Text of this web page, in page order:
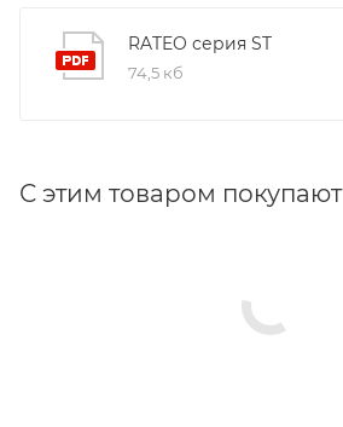
RATEO серия ST
74,5 кб
С этим товаром покупают